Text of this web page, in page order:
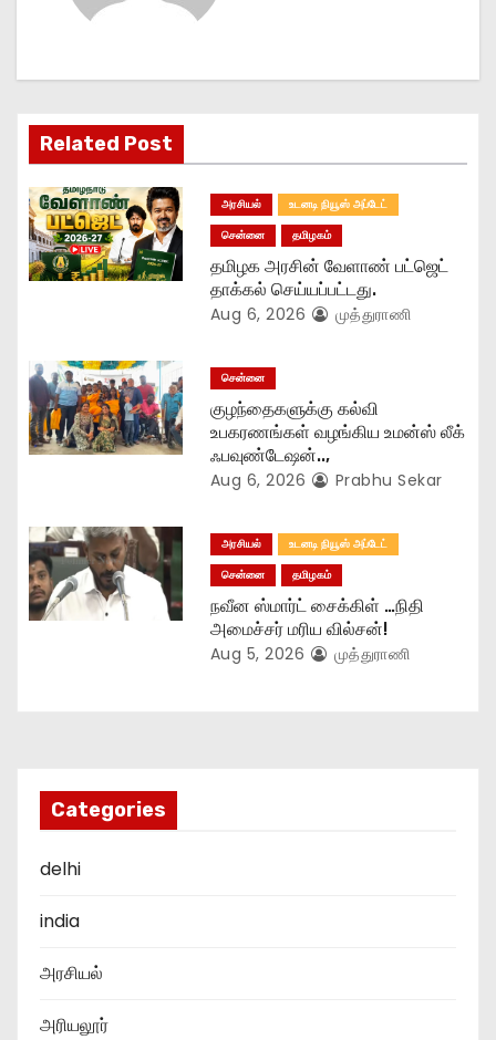
i
g
a
t
i
n
Related Post
அரசியல்
உடனடி நியூஸ் அப்டேட்
சென்னை
தமிழகம்
தமிழக அரசின் வேளாண் பட்ஜெட்
தாக்கல் செய்யப்பட்டது.
Aug 6, 2026 முத்துராணி
சென்னை
குழந்தைகளுக்கு கல்வி
உபகரணங்கள் வழங்கிய உமன்ஸ் லீக்
ஃபவுண்டேஷன்..,
Aug 6, 2026 Prabhu Sekar
அரசியல்
உடனடி நியூஸ் அப்டேட்
சென்னை
தமிழகம்
நவீன ஸ்மார்ட் சைக்கிள் …நிதி
அமைச்சர் மரிய வில்சன்!
Aug 5, 2026 முத்துராணி
Categories
delhi
india
அரசியல்
அரியலூர்